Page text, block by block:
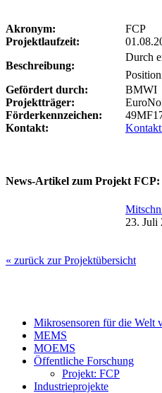
Akronym:
FCP
Projektlaufzeit:
Beschreibung:
Durch
Gefördert durch:
BMWI
Projektträger:
Förderkennzeichen:
Kontakt:
News-Artikel zum Projekt FCP:
23. Juli
« zurück zur Projektübersicht
Mikrosensoren für die Welt
MEMS
MOEMS
Öffentliche Forschung
Projekt: FCP
Industrieprojekte